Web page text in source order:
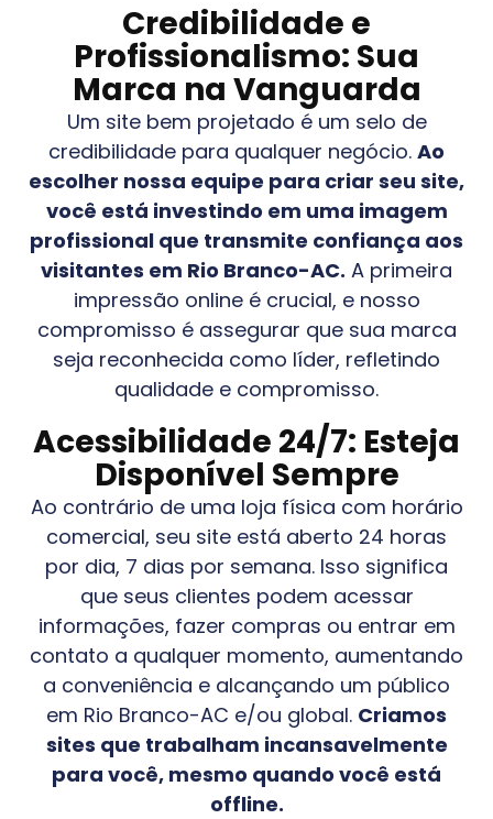
Credibilidade e
Profissionalismo: Sua
Marca na Vanguarda
Um site bem projetado é um selo de
credibilidade para qualquer negócio. Ao
escolher nossa equipe para criar seu site,
você está investindo em uma imagem
profissional que transmite confiança aos
visitantes em Rio Branco-AC. A primeira
impressão online é crucial, e nosso
compromisso é assegurar que sua marca
seja reconhecida como líder, refletindo
qualidade e compromisso.
Acessibilidade 24/7: Esteja
Disponível Sempre
Ao contrário de uma loja física com horário
comercial, seu site está aberto 24 horas
por dia, 7 dias por semana. Isso significa
que seus clientes podem acessar
informações, fazer compras ou entrar em
contato a qualquer momento, aumentando
a conveniência e alcançando um público
em Rio Branco-AC e/ou global. Criamos
sites que trabalham incansavelmente
para você, mesmo quando você está
offline.